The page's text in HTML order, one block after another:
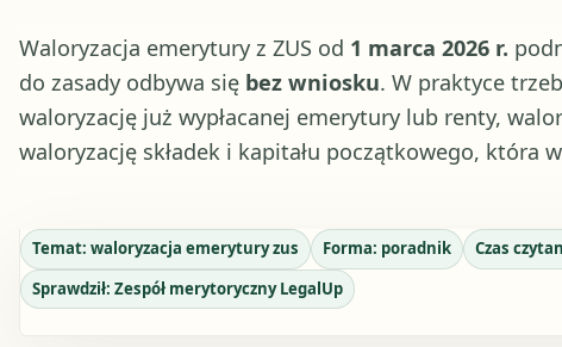
Waloryzacja emerytury z ZUS od 1 marca 2026 r.
do zasady odbywa się bez wniosku. W praktyce
waloryzację już wypłacanej emerytury lub renty,
waloryzację składek i kapitału początkowego, która
Temat: waloryzacja emerytury zus Forma: poradnik Czas
Sprawdził: Zespół merytoryczny LegalUp